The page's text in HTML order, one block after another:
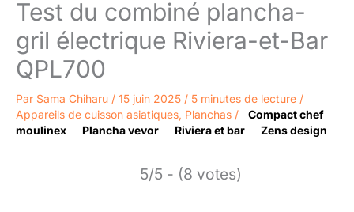
Test du combiné plancha-
gril électrique Riviera-et-Bar
QPL700
Par Sama Chiharu / 15 juin 2025 / 5 minutes de lecture /
Appareils de cuisson asiatiques, Planchas /
Compact chef
moulinex
Plancha vevor Riviera et bar Zens design
5/5 - (8 votes)